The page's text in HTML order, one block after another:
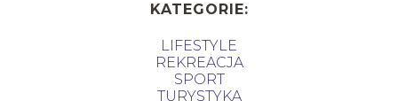
KATEGORIE:
LIFESTYLE
REKREACJA
SPORT
TURYSTYKA